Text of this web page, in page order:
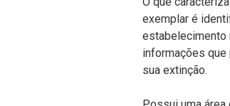
exemplar é
estabelecimento
informações
sua extinção.